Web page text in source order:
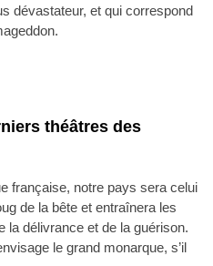
dévastateur, et qui correspond
théâtres des
française, notre pays sera celui
de la bête et entraînera les
la délivrance et de la guérison.
le grand monarque, s’il